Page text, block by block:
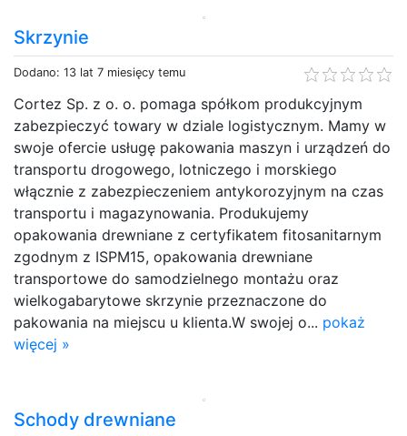
Skrzynie
Dodano: 13 lat 7 miesięcy temu
Cortez Sp. z o. o. pomaga spółkom produkcyjnym
zabezpieczyć towary w dziale logistycznym. Mamy w
swoje ofercie usługę pakowania maszyn i urządzeń do
transportu drogowego, lotniczego i morskiego
włącznie z zabezpieczeniem antykorozyjnym na czas
transportu i magazynowania. Produkujemy
opakowania drewniane z certyfikatem fitosanitarnym
zgodnym z ISPM15, opakowania drewniane
transportowe do samodzielnego montażu oraz
wielkogabarytowe skrzynie przeznaczone do
pakowania na miejscu u klienta.W swojej o... pokaż
więcej »
Schody drewniane